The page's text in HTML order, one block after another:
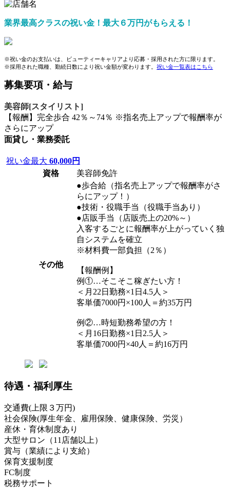
業界最高クラスの祝い金！最大６万円がもらえる！
※祝い金のお支払いは、ビューティーキャリアより応募・採用された方に限ります。
※採用された職種、勤続日数により祝い金額が変わります。 祝い金一覧表はこちら
募集要項・給与
美容師[スタイリスト]
【報酬】完全歩合 42％～74％ ※指名売上アップで報酬率が
さらにアップ
面貸し・業務委託
祝い金最大 60,000円
資格
美容師免許
その他
●歩合給（指名売上アップで報酬率がさ
らにアップ！）
●技術・役職手当（役職手当あり）
●店販手当（店販売上の20%～）
入客するごとに報酬率が上がっていく独
自システムを確立
※材料費一部負担（2％）
【報酬例】
例①…そこそこ稼ぎたい方！
＜月22日勤務×1日4.5人＞
客単価7000円×100人＝約35万円
例②…時短勤務希望の方！
＜月16日勤務×1日2.5人＞
客単価7000円×40人＝約16万円
待遇・福利厚生
交通費(上限３万円)
社会保険(厚生年金、雇用保険、健康保険、労災）
産休・育休制度あり
大型サロン（11店舗以上）
賞与（業績により支給）
保育支援制度
FC制度
税務サポート